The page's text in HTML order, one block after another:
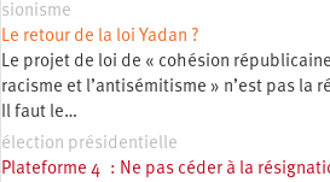
sionisme
Le retour de la loi Yadan ?
Le projet de loi de « cohésion
racisme et l’antisémitisme » n’est pas la
Il faut le…
élection présidentielle
Plateforme 4 : Ne pas céder à la